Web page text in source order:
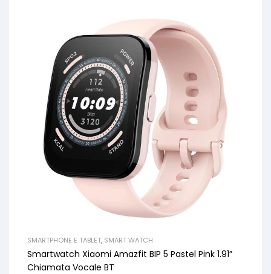
SMARTPHONE E TABLET, SMART WATCH
Smartwatch Xiaomi Amazfit BIP 5 Pastel Pink 1.91”
Chiamata Vocale BT